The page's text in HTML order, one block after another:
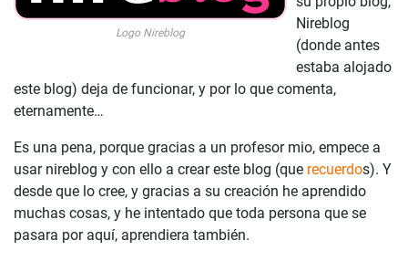
Logo Nireblog
Nireblog
(donde antes
estaba alojado
este blog) deja de funcionar, y por lo que comenta,
eternamente…
Es una pena, porque gracias a un profesor mio, empece a
usar nireblog y con ello a crear este blog (que recuerdos). Y
desde que lo cree, y gracias a su creación he aprendido
muchas cosas, y he intentado que toda persona que se
pasara por aquí, aprendiera también.